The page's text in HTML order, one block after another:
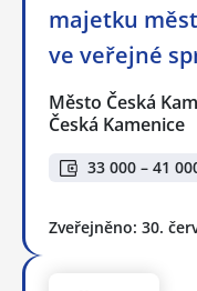
majetku
ve veřejné
Město Česká
Česká Kamenice
33 000 – 41
Zveřejněno: 30.